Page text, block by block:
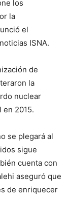
los
la
el
ISNA.
de
la
nuclear
en 2015.
se plegará al
sigue
cuenta con
aseguró que
de enriquecer